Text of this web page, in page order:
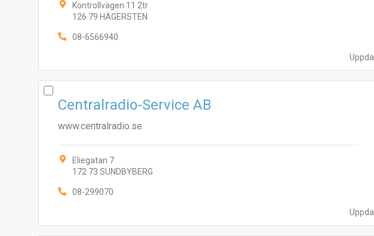
Kontrollvägen 11 2tr
126 79 HÄGERSTEN
08-6566940
Centralradio-Service AB
www.centralradio.se
Eliegatan 7
172 73 SUNDBYBERG
08-299070